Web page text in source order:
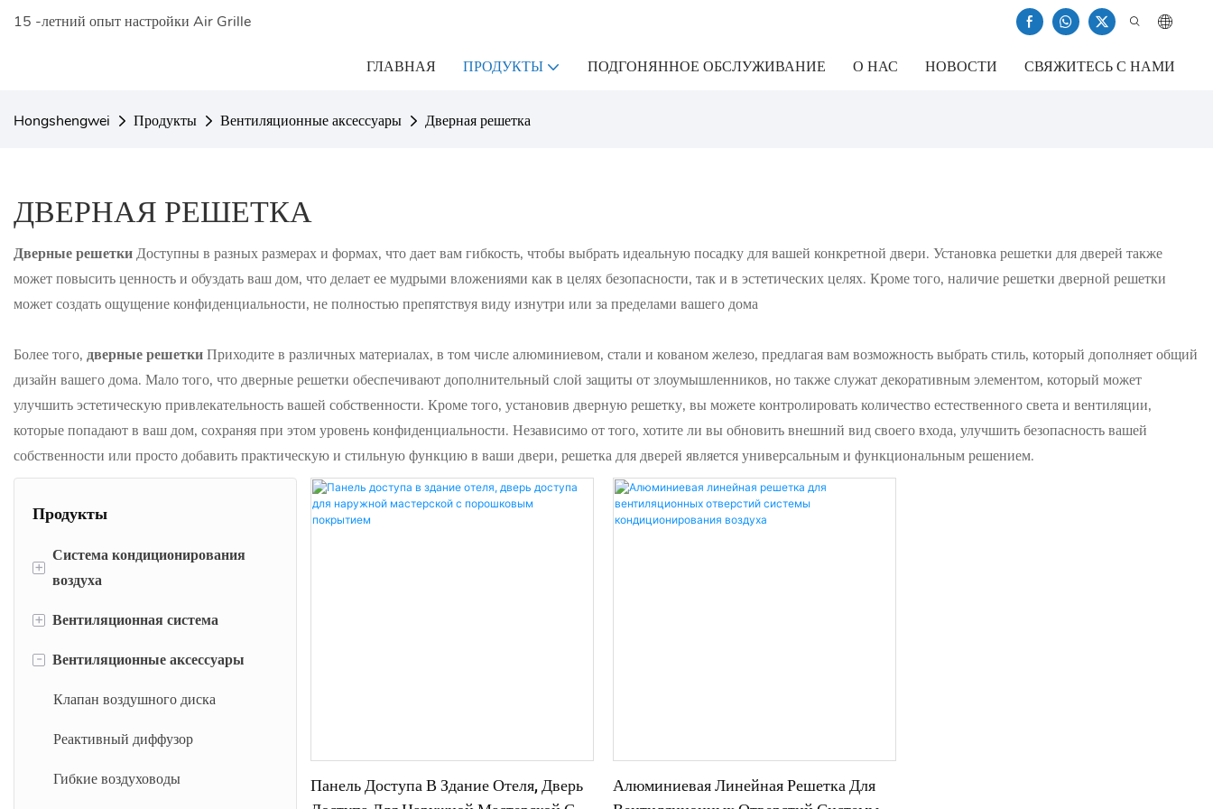
15 -летний опыт настройки Air Grille
ГЛАВНАЯ ПРОДУКТЫ ПОДГОНЯННОЕ ОБСЛУЖИВАНИЕ О НАС НОВОСТИ СВЯЖИТЕСЬ С НАМИ
Hongshengwei Продукты Вентиляционные аксессуары Дверная решетка
ДВЕРНАЯ РЕШЕТКА
Дверные решеткиДоступны в разных размерах и формах, что дает вам гибкость, чтобы выбрать идеальную посадку для вашей конкретной двери. Установка решетки для дверей также
может повысить ценность и обуздать ваш дом, что делает ее мудрыми вложениями как в целях безопасности, так и в эстетических целях. Кроме того, наличие решетки дверной решетки
может создать ощущение конфиденциальности, не полностью препятствуя виду изнутри или за пределами вашего дома
Более того, дверные решеткиПриходите в различных материалах, в том числе алюминиевом, стали и кованом железо, предлагая вам возможность выбрать стиль, который дополняет общий
дизайн вашего дома. Мало того, что дверные решетки обеспечивают дополнительный слой защиты от злоумышленников, но также служат декоративным элементом, который может
улучшить эстетическую привлекательность вашей собственности. Кроме того, установив дверную решетку, вы можете контролировать количество естественного света и вентиляции,
которые попадают в ваш дом, сохраняя при этом уровень конфиденциальности. Независимо от того, хотите ли вы обновить внешний вид своего входа, улучшить безопасность вашей
собственности или просто добавить практическую и стильную функцию в ваши двери, решетка для дверей является универсальным и функциональным решением.
Продукты
+
Система кондиционирования
воздуха
Линейная барная решетка
Линейный слот диффузор
Регулируемая воздушная решетка
Вернуть воздушные решетки
+ Вентиляционная система
Grille Diffuser Grille
Воздушный гриль
Свежий воздушный
- Вентиляционные аксессуары
Клапан воздушного диска
Реактивный диффузор
Гибкие воздуховоды
Панель Доступа В Здание Отеля, Дверь
Алюминиевая Линейная Решетка Для